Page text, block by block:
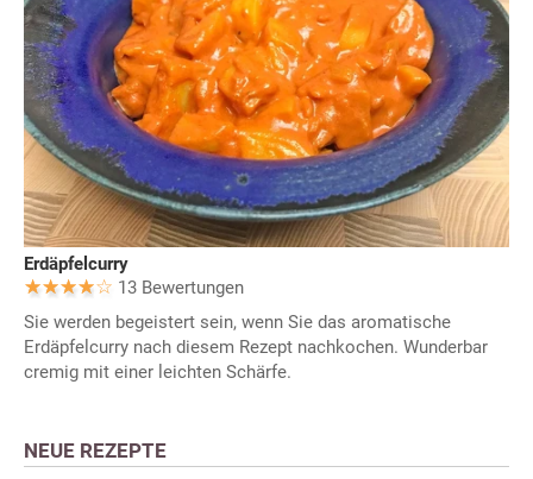
Erdäpfelcurry
13 Bewertungen
Sie werden begeistert sein, wenn Sie das aromatische
Erdäpfelcurry nach diesem Rezept nachkochen. Wunderbar
cremig mit einer leichten Schärfe.
NEUE REZEPTE